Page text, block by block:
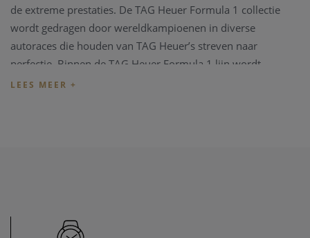
de extreme prestaties. De TAG Heuer Formula 1 collectie
wordt gedragen door wereldkampioenen in diverse
autoraces die houden van TAG Heuer’s streven naar
perfectie. Binnen de TAG Heuer Formula 1 lijn wordt
excellence bereikt doormiddel van het gebruik van
Het binnenwerk, de motor van het horloge is een